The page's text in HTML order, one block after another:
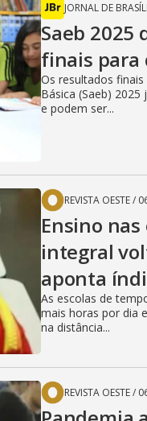
JORNAL DE
Saeb 2025
finais para
Os resultados
Básica (Saeb)
e podem ser...
REVISTA OESTE/
Ensino
integral
aponta
As escolas de
mais horas por dia
na distância...
REVISTA OESTE/